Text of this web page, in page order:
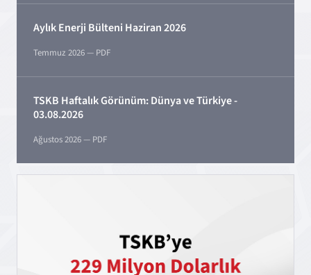
Aylık Enerji Bülteni Haziran 2026
Temmuz 2026— PDF
TSKB Haftalık Görünüm: Dünya ve Türkiye -
03.08.2026
Ağustos2026— PDF